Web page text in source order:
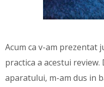
Acum ca v-am prezentat
practica a acestui
aparatului, m-am dus in